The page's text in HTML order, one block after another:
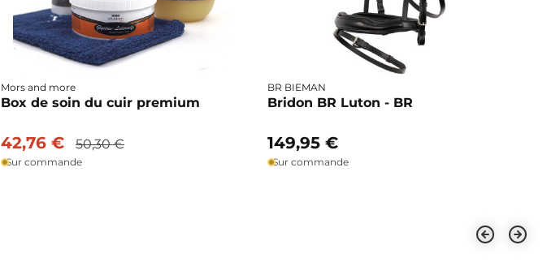
Mors and more
Box de soin du cuir premium
42,76 € 50,30 €
Sur commande
BR BIEMAN
Bridon BR Luton - BR
149,95 €
Sur commande